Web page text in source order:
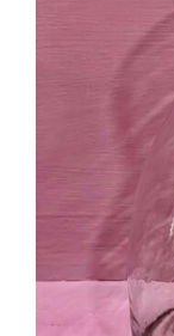
DETALLES